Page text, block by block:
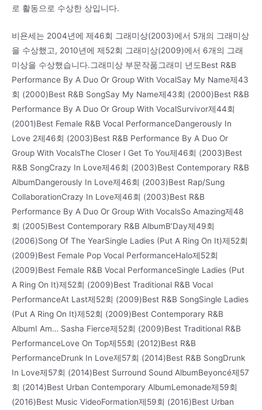
로 활동으로 수상한 상입니다.
비욘세는 2004년에 제46회 그래미상(2003)에서 5개의 그래미상
을 수상했고, 2010년에 제52회 그래미상(2009)에서 6개의 그래
미상을 수상했습니다.그래미상 부문작품그래미 년도Best R&B
Performance By A Duo Or Group With VocalSay My Name제43
회 (2000)Best R&B SongSay My Name제43회 (2000)Best R&B
Performance By A Duo Or Group With VocalSurvivor제44회
(2001)Best Female R&B Vocal PerformanceDangerously In
Love 2제46회 (2003)Best R&B Performance By A Duo Or
Group With VocalsThe Closer I Get To You제46회 (2003)Best
R&B SongCrazy In Love제46회 (2003)Best Contemporary R&B
AlbumDangerously In Love제46회 (2003)Best Rap/Sung
CollaborationCrazy In Love제46회 (2003)Best R&B
Performance By A Duo Or Group With VocalsSo Amazing제48
회 (2005)Best Contemporary R&B AlbumB’Day제49회
(2006)Song Of The YearSingle Ladies (Put A Ring On It)제52회
(2009)Best Female Pop Vocal PerformanceHalo제52회
(2009)Best Female R&B Vocal PerformanceSingle Ladies (Put
A Ring On It)제52회 (2009)Best Traditional R&B Vocal
PerformanceAt Last제52회 (2009)Best R&B SongSingle Ladies
(Put A Ring On It)제52회 (2009)Best Contemporary R&B
AlbumI Am… Sasha Fierce제52회 (2009)Best Traditional R&B
PerformanceLove On Top제55회 (2012)Best R&B
PerformanceDrunk In Love제57회 (2014)Best R&B SongDrunk
In Love제57회 (2014)Best Surround Sound AlbumBeyoncé제57
회 (2014)Best Urban Contemporary AlbumLemonade제59회
(2016)Best Music VideoFormation제59회 (2016)Best Urban